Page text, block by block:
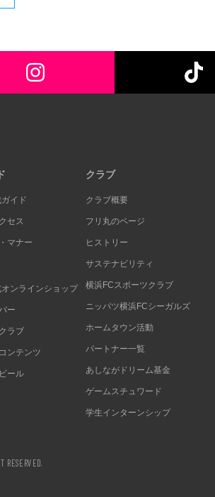
イド
セス
マナー
ンラインショップ
ー
ラブ
ンテンツ
ール
クラブ
クラブ概要
フリ丸のページ
ヒストリー
サステナビリティ
横浜FCスポーツクラブ
ニッパツ横浜FCシーガルズ
ホームタウン活動
パートナー一覧
あしながドリーム基金
ゲームスチュワード
学生インターンシップ
RESERVED.